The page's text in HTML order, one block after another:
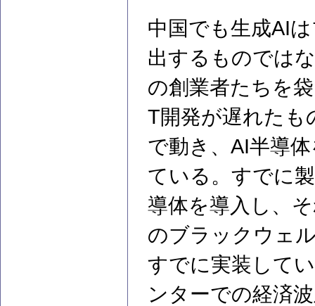
中国でも生成AI
出するものでは
の創業者たちを
T開発が遅れたも
で動き、AI半導
ている。すでに
導体を導入し、
のブラックウェ
すでに実装して
ンターでの経済